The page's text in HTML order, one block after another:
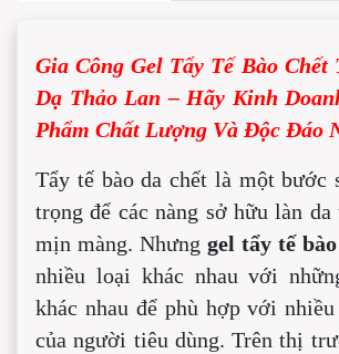
Gia Công Gel Tẩy Tế Bào Chết
Dạ Thảo Lan – Hãy Kinh
Phẩm Chất Lượng Và Độc Đáo
Tẩy tế bào da chết là một bước
trọng để các nàng sở hữu làn da
mịn màng. Nhưng gel tẩy tế
nhiều loại khác nhau với
khác nhau để phù hợp với
của người tiêu dùng. Trên thị